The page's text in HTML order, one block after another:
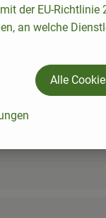
der EU-Richtlinie
an welche
Alle